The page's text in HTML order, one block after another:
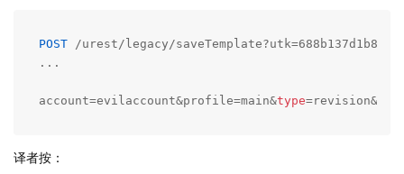
POST /urest/legacy/
...
account=evilaccount&profile=main&type
译者按：